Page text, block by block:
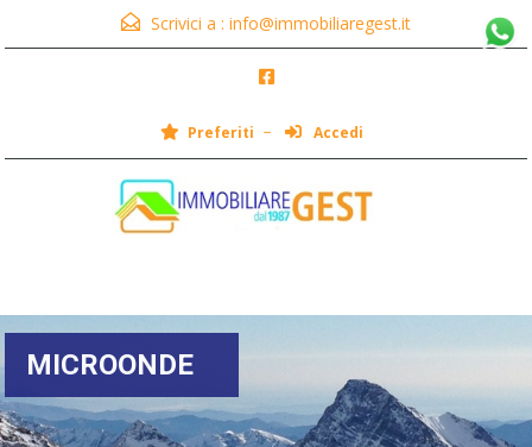
Scrivici a : info@immobiliaregest.it
Preferiti Accedi
MICROONDE